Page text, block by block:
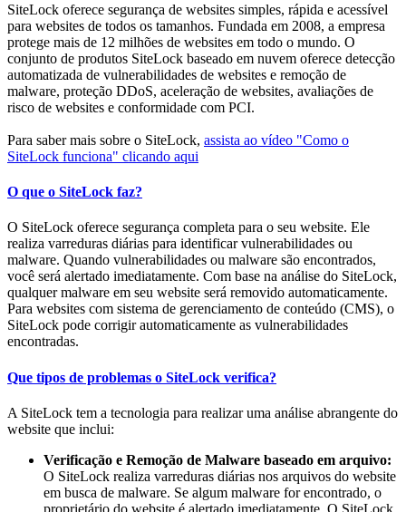
SiteLock oferece segurança de websites simples, rápida e acessível
para websites de todos os tamanhos. Fundada em 2008, a empresa
protege mais de 12 milhões de websites em todo o mundo. O
conjunto de produtos SiteLock baseado em nuvem oferece detecção
automatizada de vulnerabilidades de websites e remoção de
malware, proteção DDoS, aceleração de websites, avaliações de
risco de websites e conformidade com PCI.
Para saber mais sobre o SiteLock, assista ao vídeo "Como o
SiteLock funciona" clicando aqui
O que o SiteLock faz?
O SiteLock oferece segurança completa para o seu website. Ele
realiza varreduras diárias para identificar vulnerabilidades ou
malware. Quando vulnerabilidades ou malware são encontrados,
você será alertado imediatamente. Com base na análise do SiteLock,
qualquer malware em seu website será removido automaticamente.
Para websites com sistema de gerenciamento de conteúdo (CMS), o
SiteLock pode corrigir automaticamente as vulnerabilidades
encontradas.
Que tipos de problemas o SiteLock verifica?
A SiteLock tem a tecnologia para realizar uma análise abrangente do
website que inclui:
Verificação e Remoção de Malware baseado em arquivo:
O SiteLock realiza varreduras diárias nos arquivos do website
em busca de malware. Se algum malware for encontrado, o
proprietário do website é alertado imediatamente. O SiteLock